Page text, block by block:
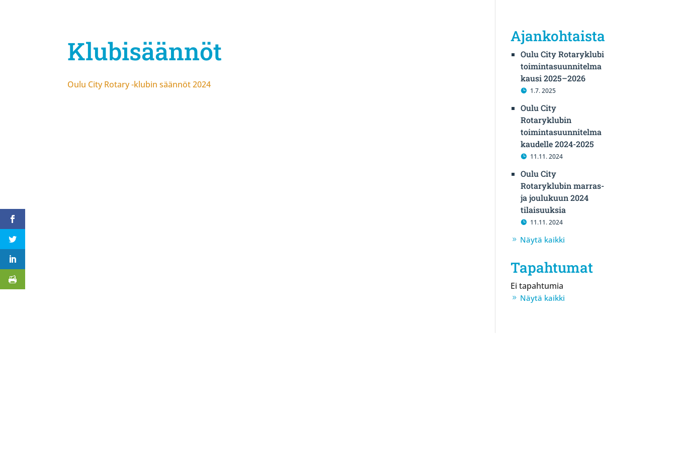
Klubisäännöt
Oulu City Rotary -klubin säännöt 2024
Ajankohtaista
Oulu City Rotaryklubi
toimintasuunnitelma
kausi 2025–2026
1.7. 2025
Oulu City
Rotaryklubin
toimintasuunnitelma
kaudelle 2024-2025
11.11. 2024
Oulu City
Rotaryklubin marras-
ja joulukuun 2024
tilaisuuksia
11.11. 2024
Näytä kaikki
Tapahtumat
Ei tapahtumia
Näytä kaikki